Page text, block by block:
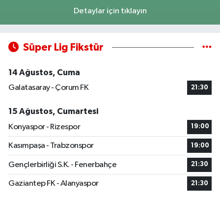
Detaylar için tıklayın
Süper Lig Fikstür
14 Ağustos, Cuma
Galatasaray - Çorum FK
21:30
15 Ağustos, Cumartesi
Konyaspor - Rizespor
19:00
Kasımpaşa - Trabzonspor 19:00
Gençlerbirliği S.K. - Fenerbahçe 21:30
Gaziantep FK - Alanyaspor 21:30